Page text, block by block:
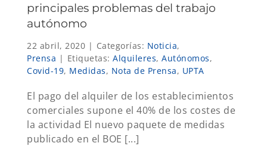
principales problemas del trabajo
autónomo
22 abril, 2020 | Categorías: Noticia,
Prensa | Etiquetas: Alquileres, Autónomos,
Covid-19, Medidas, Nota de Prensa, UPTA
El pago del alquiler de los establecimientos
comerciales supone el 40% de los costes de
la actividad El nuevo paquete de medidas
publicado en el BOE [...]